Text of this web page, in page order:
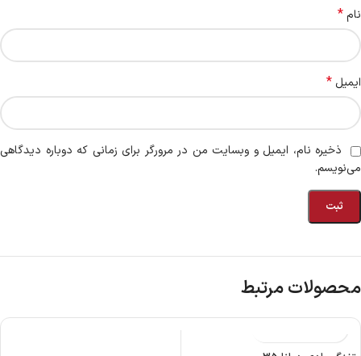
نام*
ایمیل *
ذخیره نام، ایمیل و وبسایت من در مرورگر برای زمانی که دوباره دیدگاهی
می‌نویسم.
محصولات مرتبط